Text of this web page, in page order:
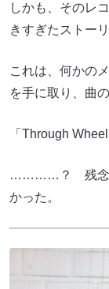
しかも、そのレ
きすぎたストー
これは、何かの
を手に取り、曲
「Through
…………？ 残念な
かった。